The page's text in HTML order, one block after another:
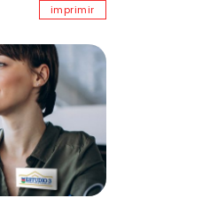
imprimir